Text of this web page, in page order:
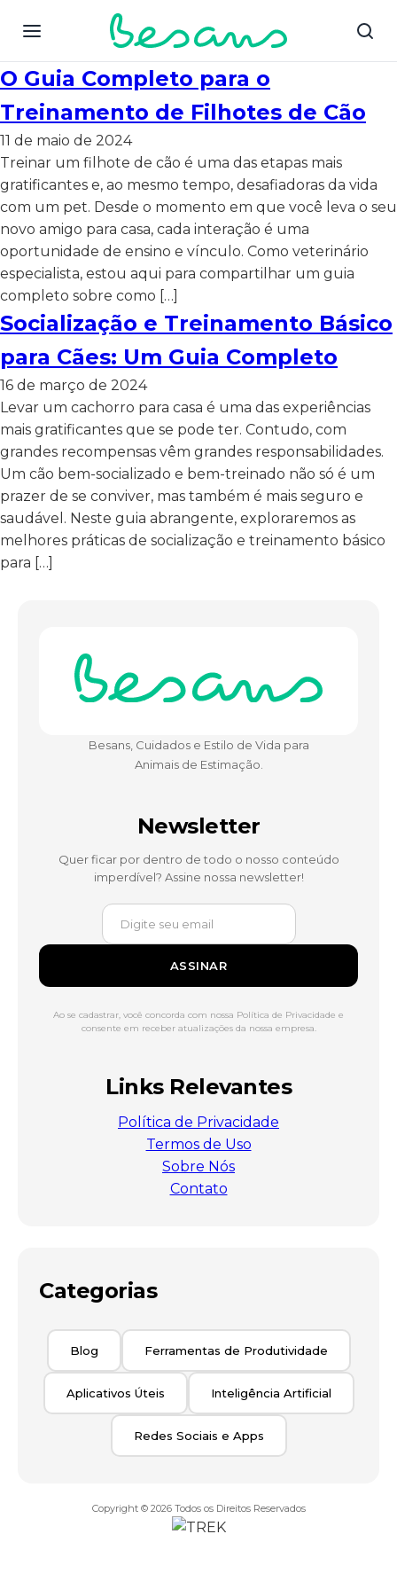
O Guia Completo para o
Treinamento de Filhotes de Cão
11 de maio de 2024
Treinar um filhote de cão é uma das etapas mais
gratificantes e, ao mesmo tempo, desafiadoras da vida
com um pet. Desde o momento em que você leva o seu
novo amigo para casa, cada interação é uma
oportunidade de ensino e vínculo. Como veterinário
especialista, estou aqui para compartilhar um guia
completo sobre como […]
Socialização e Treinamento Básico
para Cães: Um Guia Completo
16 de março de 2024
Levar um cachorro para casa é uma das experiências
mais gratificantes que se pode ter. Contudo, com
grandes recompensas vêm grandes responsabilidades.
Um cão bem-socializado e bem-treinado não só é um
prazer de se conviver, mas também é mais seguro e
saudável. Neste guia abrangente, exploraremos as
melhores práticas de socialização e treinamento básico
para […]
Besans, Cuidados e Estilo de Vida para
Animais de Estimação.
Newsletter
Quer ficar por dentro de todo o nosso conteúdo
imperdível? Assine nossa newsletter!
ASSINAR
Ao se cadastrar, você concorda com nossa Política de Privacidade e
consente em receber atualizações da nossa empresa.
Links Relevantes
Política de Privacidade
Termos de Uso
Sobre Nós
Contato
Categorias
Blog Ferramentas de Produtividade
Aplicativos Úteis Inteligência Artificial
Redes Sociais e Apps
Copyright © 2026 Todos os Direitos Reservados